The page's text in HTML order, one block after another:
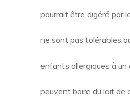
pourrait être digéré par
ne sont pas tolérables
enfants allergiques à un
peuvent boire du lait de